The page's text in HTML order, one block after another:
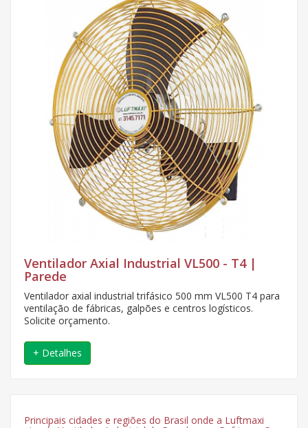
Ventilador Axial Industrial VL500 - T4 |
Parede
Ventilador axial industrial trifásico 500 mm VL500 T4 para
ventilação de fábricas, galpões e centros logísticos.
Solicite orçamento.
+ Detalhes
Principais cidades e regiões do Brasil onde a Luftmaxi